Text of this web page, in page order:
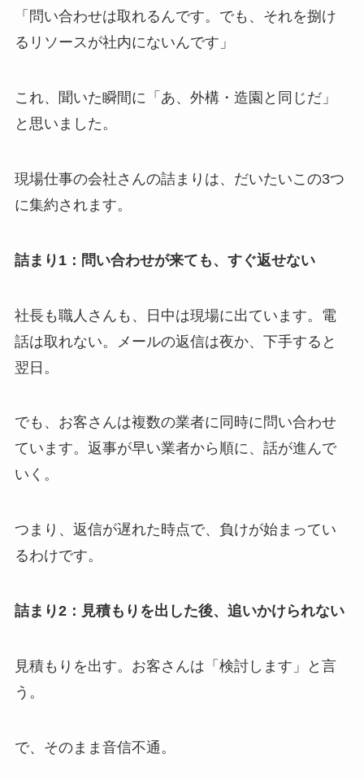
「問い合わせは取れるんです。でも、それを捌け
るリソースが社内にないんです」
これ、聞いた瞬間に「あ、外構・造園と同じだ」
と思いました。
現場仕事の会社さんの詰まりは、だいたいこの3つ
に集約されます。
詰まり1：問い合わせが来ても、すぐ返せない
社長も職人さんも、日中は現場に出ています。電
話は取れない。メールの返信は夜か、下手すると
翌日。
でも、お客さんは複数の業者に同時に問い合わせ
ています。返事が早い業者から順に、話が進んで
いく。
つまり、返信が遅れた時点で、負けが始まってい
るわけです。
詰まり2：見積もりを出した後、追いかけられない
見積もりを出す。お客さんは「検討します」と言
う。
で、そのまま音信不通。